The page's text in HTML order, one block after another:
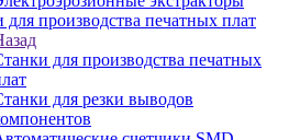
для производства печатных плат
для производства печатных
для резки выводов